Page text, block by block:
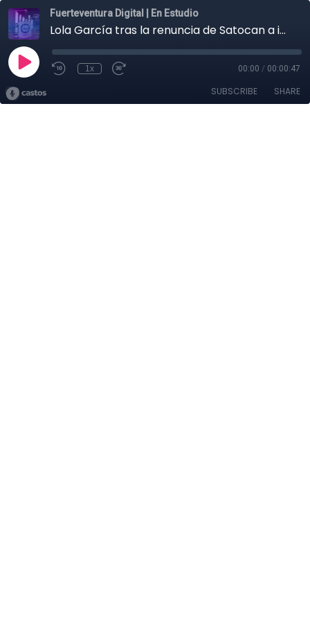
Fuerteventura Digital | En Estudio
Lola García tras la renuncia de Satocan a investigar tierras raras
1x 00:00 / 00:00:47
SUBSCRIBE SHARE